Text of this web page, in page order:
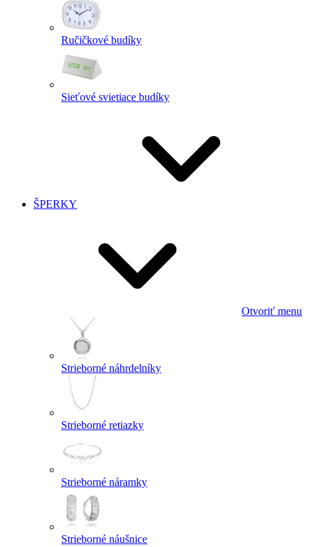
Ručičkové budíky
Sieťové svietiace budíky
ŠPERKY
Otvoriť menu
Strieborné náhrdelníky
Strieborné retiazky
Strieborné náramky
Strieborné náušnice